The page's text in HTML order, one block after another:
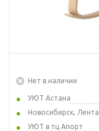
Нет в наличии
УЮТ Астана
Новосибирск, Лента
УЮТ в тц Апорт